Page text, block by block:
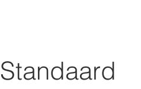
Standaard